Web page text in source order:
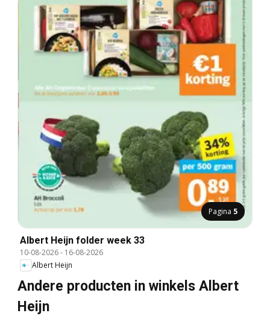
Pagina 5
Albert Heijn folder week 33
10-08-2026- 16-08-2026
Albert Heijn
Andere producten in winkels Albert
Heijn